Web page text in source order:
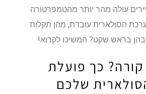
עולה מהר יותר מהטמפרטורה
הסולארית עובדת, מהן תקלות
בראש שקט? המשיכו לקרוא!
כך פועלת
שלכם